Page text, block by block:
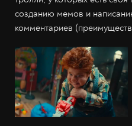
созданию мемов и
комментариев